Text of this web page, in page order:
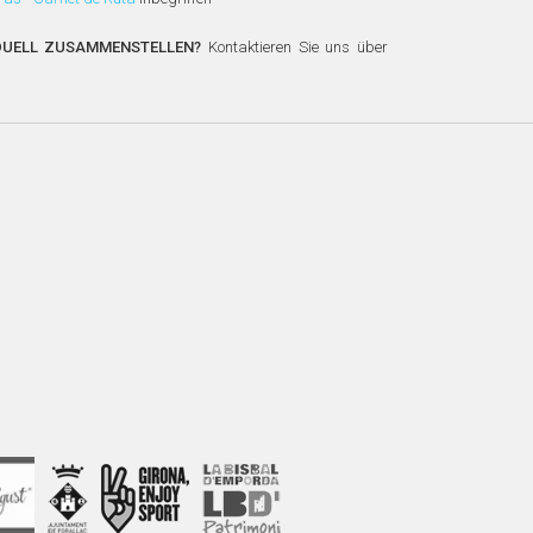
ZUSAMMENSTELLEN? Kontaktieren Sie uns über